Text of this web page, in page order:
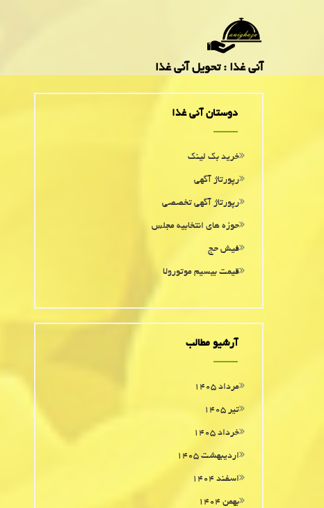
آنی غذا : تحویل آنی غذا
دوستان آنی غذا
خرید بک لینک
رپورتاژ آگهی
رپورتاژ آگهی تخصصی
حوزه های انتخابیه مجلس
فیش حج
قیمت بیسیم موتورولا
آرشیو مطالب
مرداد ۱۴۰۵
تیر ۱۴۰۵
خرداد ۱۴۰۵
اردیبهشت ۱۴۰۵
اسفند ۱۴۰۴
بهمن ۱۴۰۴